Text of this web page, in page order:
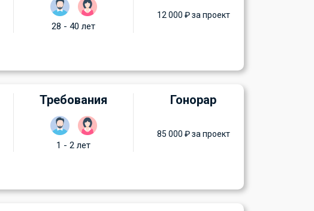
28 - 40 лет
12 000 ₽ за проект
Требования
1 - 2 лет
Гонорар
85 000 ₽ за проект